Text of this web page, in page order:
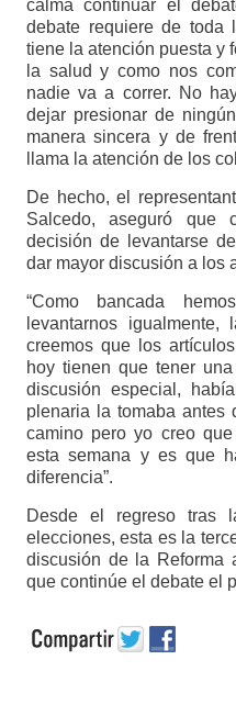
calma continuar el
debate requiere de
tiene la atención puesta y
la salud y como nos
nadie va a correr. No
dejar presionar de
manera sincera y de
llama la atención de los
De hecho, el
Salcedo, aseguró que
decisión de levantarse
dar mayor discusión a los
“Como bancada
levantarnos
creemos que los
hoy tienen que tener
discusión especial,
plenaria la tomaba antes
camino pero yo creo
esta semana y es que
diferencia”.
Desde el regreso tras
elecciones, esta es la
discusión de la Reforma
que continúe el debate el